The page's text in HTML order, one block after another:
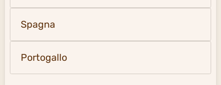
Spagna
Portogallo